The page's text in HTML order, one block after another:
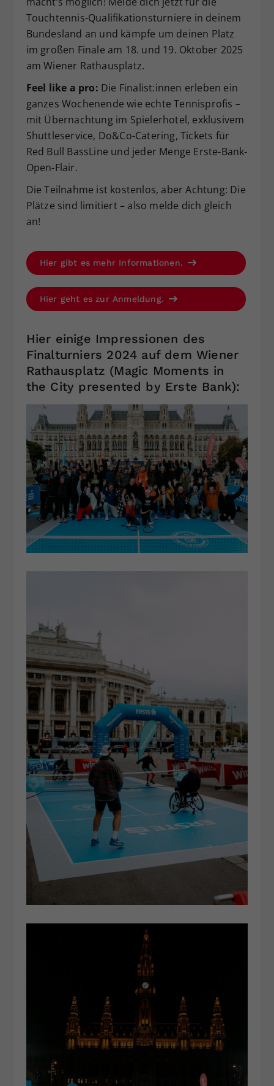
Touchtennis-Qualifikationsturniere in deinem
Bundesland an und kämpfe um deinen Platz
im großen Finale am 18. und 19. Oktober 2025
am Wiener Rathausplatz.
Feel like a pro: Die Finalist:innen erleben ein
ganzes Wochenende wie echte Tennisprofis –
mit Übernachtung im Spielerhotel, exklusivem
Shuttleservice, Do&Co-Catering, Tickets für
Red Bull BassLine und jeder Menge Erste-Bank-
Open-Flair.
Die Teilnahme ist kostenlos, aber Achtung: Die
Plätze sind limitiert – also melde dich gleich
an!
Hier gibt es mehr Informationen.
Hier geht es zur Anmeldung.
Hier einige Impressionen des
Finalturniers 2024 auf dem Wiener
Rathausplatz (Magic Moments in
the City presented by Erste Bank):
Zweck
Dieser Wert speichert Ihre Consent-
Einstellungen. Unter anderem eine
zufällig generierte ID, für die
historische Speicherung Ihrer
vorgenommen Einstellungen, falls der
Webseiten-Betreiber dies eingestellt